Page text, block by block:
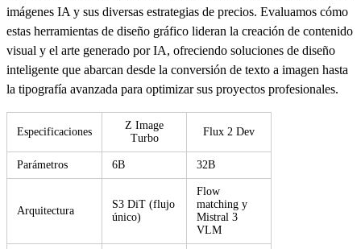
imágenes IA y sus diversas estrategias de precios. Evaluamos cómo
estas herramientas de diseño gráfico lideran la creación de contenido
visual y el arte generado por IA, ofreciendo soluciones de diseño
inteligente que abarcan desde la conversión de texto a imagen hasta
la tipografía avanzada para optimizar sus proyectos profesionales.
Especificaciones
Z Image
Turbo
Flux 2 Dev
Parámetros 6B 32B
Arquitectura
S3 DiT (flujo
único)
Flow
matching y
Mistral 3
VLM